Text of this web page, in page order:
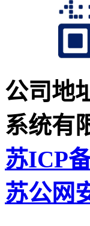
公司地
系统有
苏ICP
苏公网